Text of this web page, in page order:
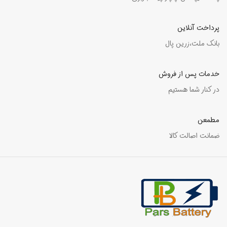
پرداخت آنلاین
بانک ملت،زرین پال
خدمات پس از فروش
در کنار شما هستیم
مطمعن
ضمانت اصالت کالا